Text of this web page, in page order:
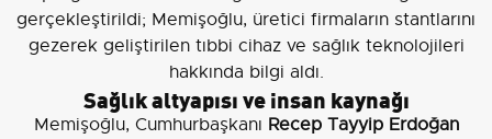
gerçekleştirildi; Memişoğlu, üretici firmaların stantlarını
gezerek geliştirilen tıbbi cihaz ve sağlık teknolojileri
hakkında bilgi aldı.
Sağlık altyapısı ve insan kaynağı
Memişoğlu, Cumhurbaşkanı Recep Tayyip Erdoğan